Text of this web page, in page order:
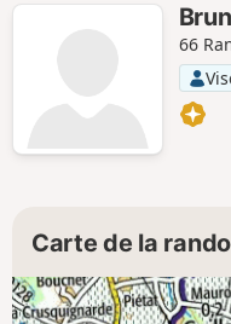
66
Carte de la